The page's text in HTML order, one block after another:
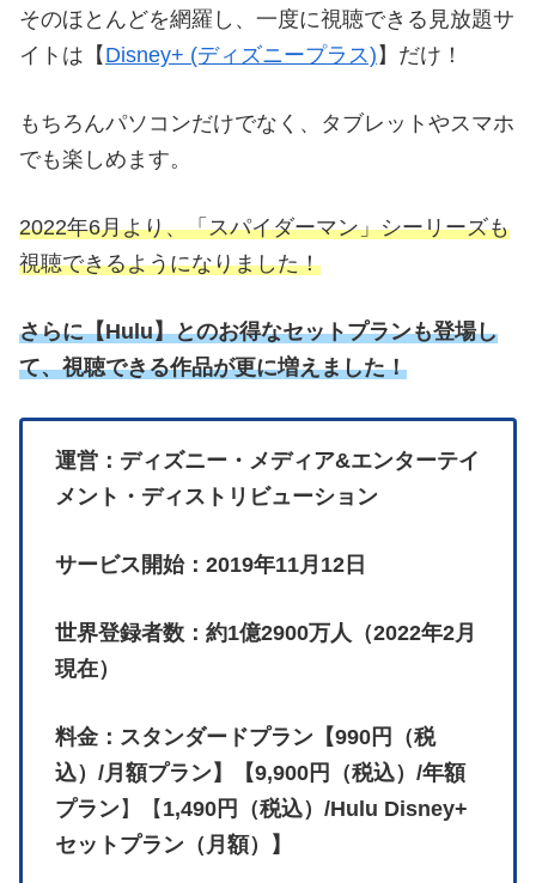
そのほとんどを網羅し、一度に視聴できる見放題サ
イトは【 Disney+ (ディズニープラス) 】だけ！
もちろんパソコンだけでなく、タブレットやスマホ
でも楽しめます。
2022年6月より、「スパイダーマン」シーリーズも
視聴できるようになりました！
さらに【Hulu】とのお得なセットプランも登場し
て、視聴できる作品が更に増えました！
運営：ディズニー・メディア&エンターテイ
メント・ディストリビューション
サービス開始：2019年11月12日
世界登録者数：約1億2900万人（2022年2月
現在）
料金：スタンダードプラン【990円（税
込）/月額プラン】【9,900円（税込）/年額
プラン】【 1,490円（税込）/Hulu Disney+
セットプラン（月額）】